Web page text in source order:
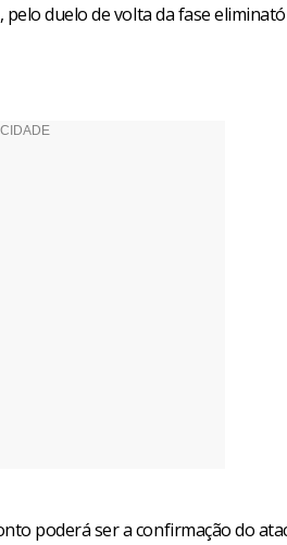
duelo de volta da fase
poderá ser a confirmação do